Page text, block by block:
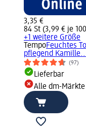
3,35 €
84 St (3,99 € je
+1 weitere Größe
TempoFeuchtes
pflegend
(97)
Lieferbar
Alle dm-Märkte